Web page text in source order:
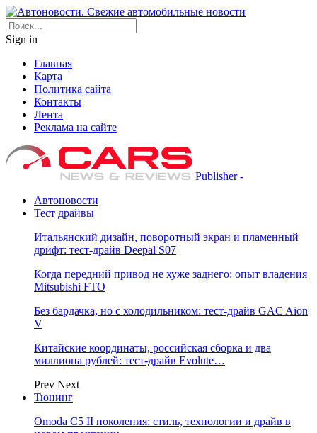
Sign in
Главная
Карта
Политика сайта
Контакты
Лента
Реклама на сайте
Publisher -
Автоновости
Тест драйвы
Итальянский дизайн, поворотный экран и пламенный
дрифт: тест-драйв Deepal S07
Когда передний привод не хуже заднего: опыт владения
Mitsubishi FTO
Без бардачка, но с холодильником: тест-драйв GAC Aion
V
Китайские координаты, российская сборка и два
миллиона рублей: тест-драйв Evolute…
Prev Next
Тюнинг
Omoda C5 II поколения: стиль, технологии и драйв в